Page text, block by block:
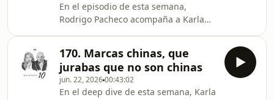
En el episodio de esta semana,
Rodrigo Pacheco acompaña a Karla
relevante para la industria de los data
centers; la alianza de Procter &amp;
Gamble con Albertsons para lanzar
una serie de drama y comedia; y el
170. Marcas chinas, que
jurabas que no son chinas
jun. 22, 202600:43:02
En el deep dive de esta semana, Karla